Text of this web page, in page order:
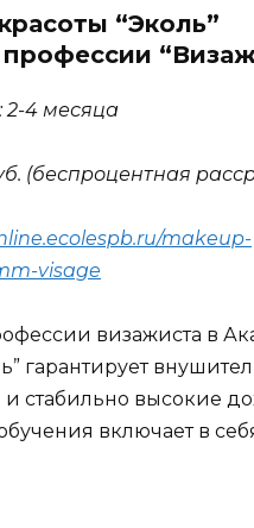
“Эколь”
2-4 месяца
(беспроцентная
makeup-
visage
визажиста в
гарантирует
и стабильно высокие
включает в